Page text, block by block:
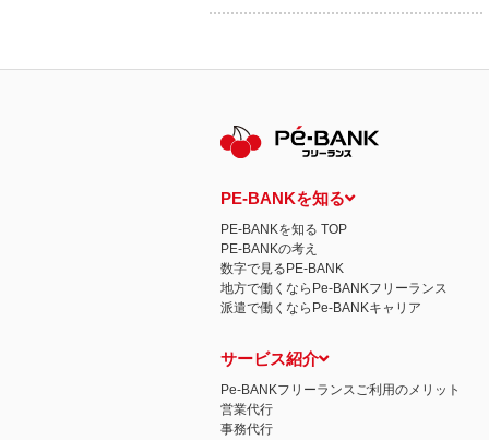
PE-BANKを知る
PE-BANKを知る TOP
PE-BANKの考え
数字で見るPE-BANK
地方で働くならPe-BANKフリーランス
派遣で働くならPe-BANKキャリア
サービス紹介
Pe-BANKフリーランスご利用のメリット
営業代行
事務代行